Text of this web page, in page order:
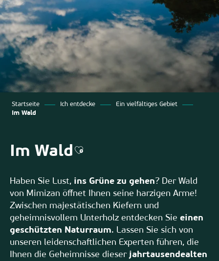
Startseite Ich entdecke
Ein vielfältiges Gebiet
Im Wald
Im Wald Ajouter aux favoris
Haben Sie Lust, ins Grüne zu gehen? Der Wald
von Mimizan öffnet Ihnen seine harzigen Arme!
Zwischen majestätischen Kiefern und
geheimnisvollem Unterholz entdecken Sie einen
geschützten Naturraum. Lassen Sie sich von
unseren leidenschaftlichen Experten führen, die
Ihnen die Geheimnisse dieser jahrtausendealten